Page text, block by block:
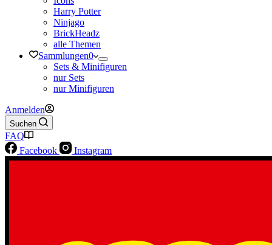
Harry Potter
Ninjago
BrickHeadz
alle Themen
Sammlungen0
Sets & Minifiguren
nur Sets
nur Minifiguren
Anmelden
Suchen
FAQ
Facebook
Instagram